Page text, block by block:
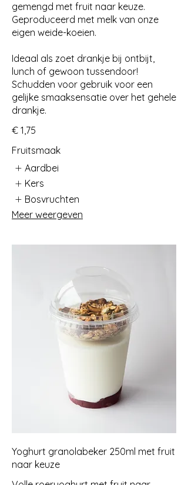
gemengd met fruit naar keuze.
Geproduceerd met melk van onze
eigen weide-koeien.
Ideaal als zoet drankje bij ontbijt,
lunch of gewoon tussendoor!
Schudden voor gebruik voor een
gelijke smaaksensatie over het gehele
drankje.
€ 1,75
Fruitsmaak
Aardbei
Kers
Bosvruchten
Meer weergeven
Yoghurt granolabeker 250ml met fruit
naar keuze